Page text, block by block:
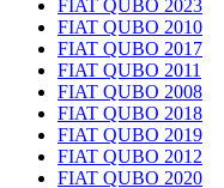
FIAT QUBO 2023
FIAT QUBO 2010
FIAT QUBO 2017
FIAT QUBO 2011
FIAT QUBO 2008
FIAT QUBO 2018
FIAT QUBO 2019
FIAT QUBO 2012
FIAT QUBO 2020